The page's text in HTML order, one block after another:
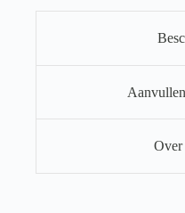
Over